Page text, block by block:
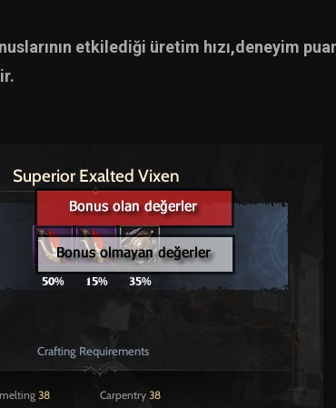
etkilediği üretim hızı,deneyim